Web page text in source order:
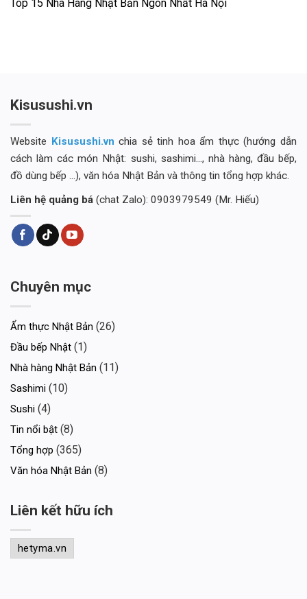
Top 15 Nhà Hàng Nhật Bản Ngon Nhất Hà Nội
Kisusushi.vn
Website Kisusushi.vn chia sẻ tinh hoa ẩm thực (hướng dẫn
cách làm các món Nhật: sushi, sashimi..., nhà hàng, đầu bếp,
đồ dùng bếp ...), văn hóa Nhật Bản và thông tin tổng hợp khác.
Liên hệ quảng bá (chat Zalo): 0903979549 (Mr. Hiếu)
Chuyên mục
Ẩm thực Nhật Bản (26)
Đầu bếp Nhật (1)
Nhà hàng Nhật Bản (11)
Sashimi (10)
Sushi (4)
Tin nổi bật (8)
Tổng hợp (365)
Văn hóa Nhật Bản (8)
Liên kết hữu ích
hetyma.vn